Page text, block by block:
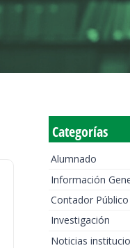
Categorías
Alumnado
Información
Contador Público
Investigación
Noticias